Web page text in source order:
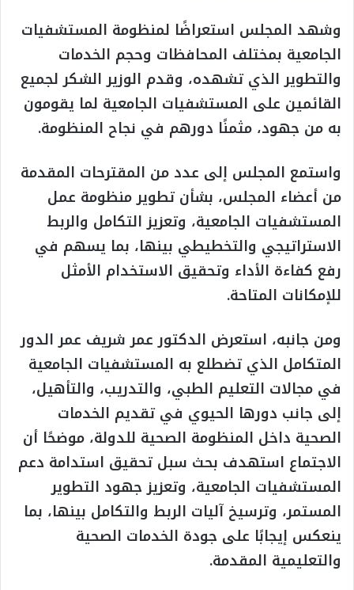
وشهد المجلس استعراضًا لمنظومة المستشفيات
الجامعية بمختلف المحافظات وحجم الخدمات
والتطوير الذي تشهده، وقدم الوزير الشكر لجميع
القائمين على المستشفيات الجامعية لما يقومون
به من جهود، مثمنًا دورهم في نجاح المنظومة.
واستمع المجلس إلى عدد من المقترحات المقدمة
من أعضاء المجلس، بشأن تطوير منظومة عمل
المستشفيات الجامعية، وتعزيز التكامل والربط
الاستراتيجي والتخطيطي بينها، بما يسهم في
رفع كفاءة الأداء وتحقيق الاستخدام الأمثل
للإمكانات المتاحة.
ومن جانبه، استعرض الدكتور عمر شريف عمر الدور
المتكامل الذي تضطلع به المستشفيات الجامعية
في مجالات التعليم الطبي، والتدريب، والتأهيل،
إلى جانب دورها الحيوي في تقديم الخدمات
الصحية داخل المنظومة الصحية للدولة، موضحًا أن
الاجتماع استهدف بحث سبل تحقيق استدامة دعم
المستشفيات الجامعية، وتعزيز جهود التطوير
المستمر، وترسيخ آليات الربط والتكامل بينها، بما
ينعكس إيجابًا على جودة الخدمات الصحية
والتعليمية المقدمة.